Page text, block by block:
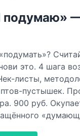
подумаю»
это. 4 шага
листы,
пустышек.
900 руб.